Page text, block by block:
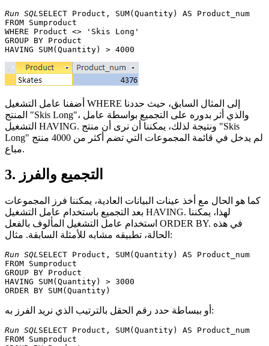
Run SQL SELECT Product, SUM(Quantity) AS Product_num
FROM Sumproduct
WHERE Product <> 'Skis Long'
GROUP BY Product
أضفنا عامل التشغيل WHERE إلى المثال السابق، حيث حددنا
المنتج "Skis Long"، والذي أثر بدوره على التجميع بواسطة عامل
التشغيل HAVING. ونتيجة لذلك، يمكننا أن نرى أن منتج "Skis
Long" لم يدخل في قائمة المجموعات التي تضم أكثر من 4000 منتج
مباع.
3. التجميع والفرز
كما هو الحال مع أخذ عينات البيانات العادية، يمكننا فرز المجموعات
بعد التجميع باستخدام عامل التشغيل HAVING. لهذا، يمكننا
استخدام عامل التشغيل المألوف بالفعل ORDER BY. في هذه
الحالة، تطبيقه مشابه للأمثلة السابقة. مثال:
Run SQLSELECT Product, SUM(Quantity) AS Product_num
FROM Sumproduct
GROUP BY Product
HAVING SUM(Quantity) > 3000
أو ببساطة حدد رقم الحقل بالترتيب الذي نريد الفرز به:
Run SQLSELECT Product, SUM(Quantity) AS Product_num
FROM Sumproduct